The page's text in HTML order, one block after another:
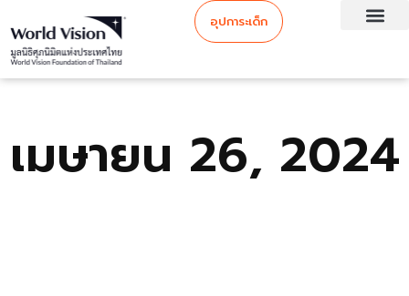
อุปการะเด็ก
เมษายน 26, 2024